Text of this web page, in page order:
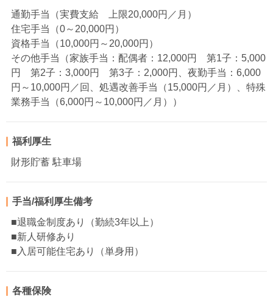
通勤手当（実費支給 上限20,000円／月）
住宅手当（0～20,000円）
資格手当（10,000円～20,000円）
その他手当（家族手当：配偶者：12,000円 第1子：5,000
円 第2子：3,000円 第3子：2,000円、夜勤手当：6,000
円～10,000円／回、処遇改善手当（15,000円／月）、特殊
業務手当（6,000円～10,000円／月））
福利厚生
財形貯蓄 駐車場
手当/福利厚生備考
■退職金制度あり（勤続3年以上）
■新人研修あり
■入居可能住宅あり（単身用）
各種保険